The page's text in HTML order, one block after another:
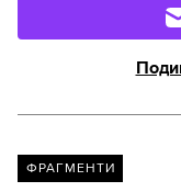
ФРАГМЕНТИ